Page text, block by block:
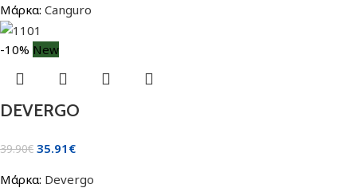
Μάρκα: Canguro
-10% New
DEVERGO
39.90€ 35.91 €
Μάρκα: Devergo